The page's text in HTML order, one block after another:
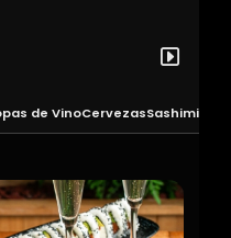
de VinoCervezasSashimi